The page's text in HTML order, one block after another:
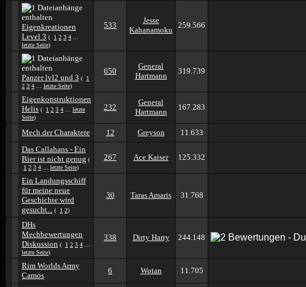
Eigenkreationen
Level 3 ( 1 2 3 4
letzte Seite)
533
Jesse
Kahanamoku
259.566
Panzer lvl2 und 3 (
1
2 3 4 letzte Seite)
650
General
Hartmann
319.739
Eigenkonstruktionen
Helis ( 1 2 3 4
letzte
Seite)
232
General
Hartmann
167.283
Mech der Charaktere 12 Greyson
11.633
Das Callahans - Ein
Bier ist nicht genug (
1 2 3 4 letzte Seite)
267 Ace Kaiser 125.332
Ein Landungsschiff
für meine neue
Geschichte wird
gesucht... ( 1 2)
30 Taras Amaris 31.768
DHs
Mechbewertungen
Diskussion ( 1 2 3 4
letzte Seite)
338 Dirty Harry 244.148
Rim Worlds Army
Camos
6 Wotan 11.705